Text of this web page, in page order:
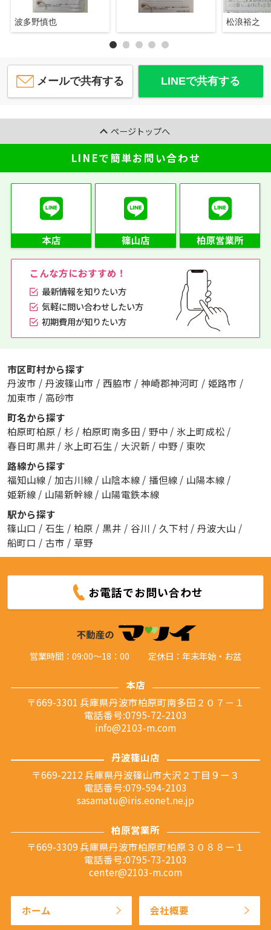
波多野慎也 松浪裕之
メールで共有する LINEで共有する
ページトップへ
LINEで簡単お問い合わせ
こんな方におすすめ！
最新情報を知りたい方
気軽に問い合わせしたい方
初期費用が知りたい方
市区町村から探す
丹波市 / 丹波篠山市 / 西脇市 / 神崎郡神河町 / 姫路市 /
加東市 / 高砂市
町名から探す
柏原町柏原 / 杉 / 柏原町南多田 / 野中 / 氷上町成松 /
春日町黒井 / 氷上町石生 / 大沢新 / 中野 / 東吹
路線から探す
福知山線 / 加古川線 / 山陰本線 / 播但線 / 山陽本線 /
姫新線 / 山陽新幹線 / 山陽電鉄本線
駅から探す
篠山口 / 石生 / 柏原 / 黒井 / 谷川 / 久下村 / 丹波大山 /
船町口 / 古市 / 草野
お電話でお問い合わせ
営業時間：09:00～18：00 定休日：年末年始・お盆
本店
〒669-3301 兵庫県丹波市柏原町南多田２０７－１
電話番号:0795-72-2103
info@2103-m.com
丹波篠山店
〒669-2212 兵庫県丹波篠山市大沢２丁目９ー３
電話番号:079-594-2103
sasamatu@iris.eonet.ne.jp
柏原営業所
〒669-3309 兵庫県丹波市柏原町柏原３０８８ー１
電話番号:0795-73-2103
center@2103-m.com
ホーム 会社概要